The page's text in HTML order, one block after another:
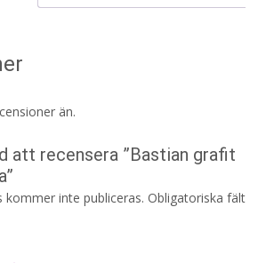
än.
att recensera ”Bastian grafit
kommer inte publiceras. Obligatoriska fält